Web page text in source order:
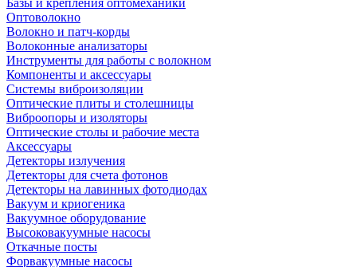
Базы и крепления оптомеханики
Оптоволокно
Волокно и патч-корды
Волоконные анализаторы
Инструменты для работы с волокном
Компоненты и аксессуары
Системы виброизоляции
Оптические плиты и столешницы
Виброопоры и изоляторы
Оптические столы и рабочие места
Аксессуары
Детекторы излучения
Детекторы для счета фотонов
Детекторы на лавинных фотодиодах
Вакуум и криогеника
Вакуумное оборудование
Высоковакуумные насосы
Откачные посты
Форвакуумные насосы